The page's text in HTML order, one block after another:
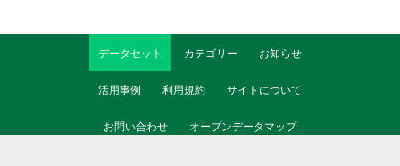
データセット カテゴリー お知らせ
活用事例 利用規約 サイトについて
お問い合わせ オープンデータマップ